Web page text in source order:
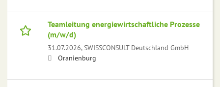
Teamleitung energiewirtschaftliche Prozesse
(m/w/d)
31.07.2026,SWISSCONSULT Deutschland GmbH
Oranienburg